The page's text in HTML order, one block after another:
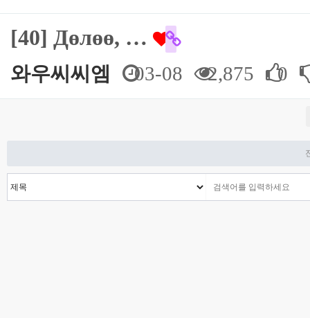
[40] Дөлөө, …
와우씨씨엠 03-08 2,875 0